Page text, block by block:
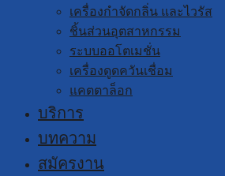
เครื่องกำจัดกลิ่น และไวรัส
ชิ้นส่วนอุตสาหกรรม
ระบบออโตเมชั่น
เครื่องดูดควันเชื่อม
แคตตาล็อก
บริการ
บทความ
สมัครงาน